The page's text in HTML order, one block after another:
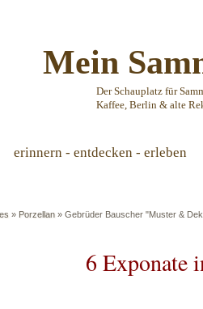
Mein
Der Schauplatz für
Kaffee, Berlin & alte
erinnern - entdecken - erleben
» Porzellan » Gebrüder Bauscher "Muster &
6 Exponate